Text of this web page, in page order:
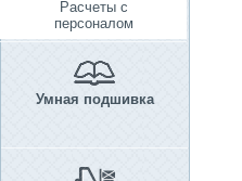
Расчеты с
персоналом
Умная подшивка